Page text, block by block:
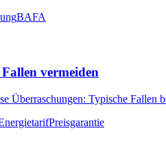
BAFA
vermeiden
Überraschungen: Typische Fallen
Preisgarantie